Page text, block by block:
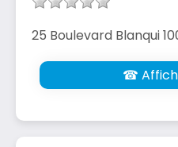
25 Boulevard Blanqui
☎